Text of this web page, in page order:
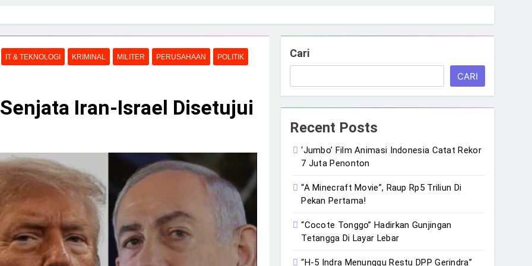
IT & TEKNOLOGI KRIMINAL MILITER PERUSAHAAN POLITIK
Iran-Israel Disetujui
Cari
CARI
Recent Posts
‘Jumbo’ Film Animasi Indonesia Catat Rekor
7 Juta Penonton
“A Minecraft Movie”, Raup Rp5 Triliun Di
Pekan Pertama!
“Cocote Tonggo” Hadirkan Gunjingan
Tetangga Di Layar Lebar
“H-5 Indra Menunggu Restu DPP Gerindra”